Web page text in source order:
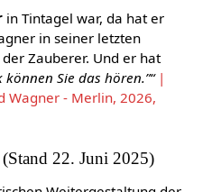
in Tintagel war, da hat er
in seiner letzten
Zauberer. Und er hat
können Sie das hören.”“ |
Wagner - Merlin, 2026,
22. Juni 2025)